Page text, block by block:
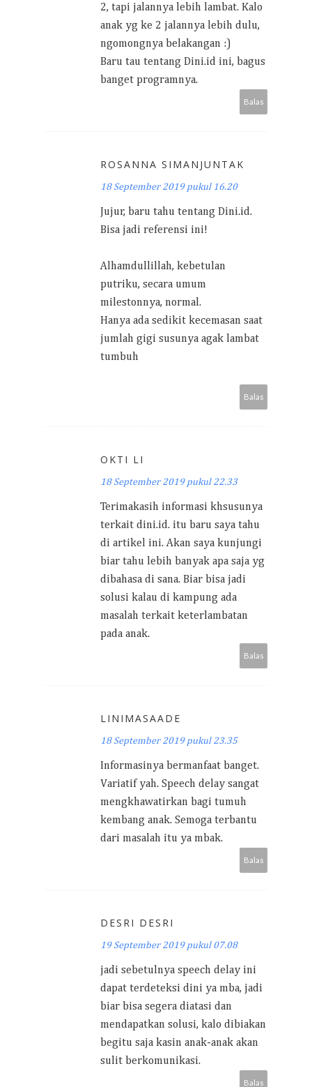
2, tapi jalannya lebih lambat. Kalo
anak yg ke 2 jalannya lebih dulu,
ngomongnya belakangan :)
Baru tau tentang Dini.id ini, bagus
banget programnya.
Balas
ROSANNA SIMANJUNTAK
18 September 2019 pukul 16.20
Jujur, baru tahu tentang Dini.id.
Bisa jadi referensi ini!
Alhamdullillah, kebetulan
putriku, secara umum
milestonnya, normal.
Hanya ada sedikit kecemasan saat
jumlah gigi susunya agak lambat
tumbuh
Balas
OKTI LI
18 September 2019 pukul 22.33
Terimakasih informasi khsusunya
terkait dini.id. itu baru saya tahu
di artikel ini. Akan saya kunjungi
biar tahu lebih banyak apa saja yg
dibahasa di sana. Biar bisa jadi
solusi kalau di kampung ada
masalah terkait keterlambatan
pada anak.
Balas
LINIMASAADE
18 September 2019 pukul 23.35
Informasinya bermanfaat banget.
Variatif yah. Speech delay sangat
mengkhawatirkan bagi tumuh
kembang anak. Semoga terbantu
dari masalah itu ya mbak.
Balas
DESRI DESRI
19 September 2019 pukul 07.08
jadi sebetulnya speech delay ini
dapat terdeteksi dini ya mba, jadi
biar bisa segera diatasi dan
mendapatkan solusi, kalo dibiakan
begitu saja kasin anak-anak akan
sulit berkomunikasi.
Balas